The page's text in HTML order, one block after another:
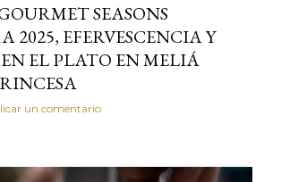
SEASONS
2025, EFERVESCENCIA Y
EL PLATO EN MELIÁ
un comentario